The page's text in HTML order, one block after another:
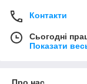
Контакти
Сьогодні
Показати